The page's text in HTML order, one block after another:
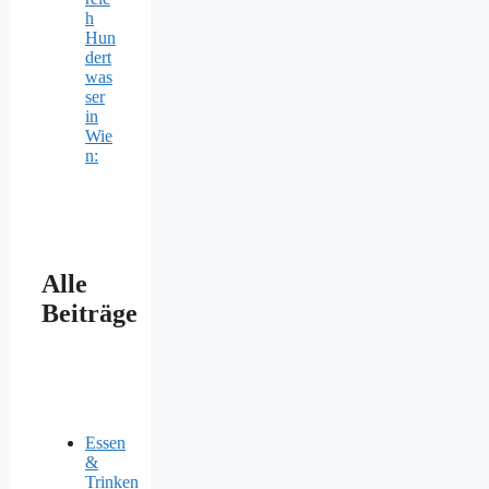
h
Hun
dert
was
ser
in
Wie
n:
Alle
Beiträge
Essen
&
Trinken